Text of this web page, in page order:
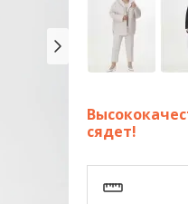
сядет!